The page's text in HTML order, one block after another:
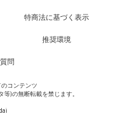
特商法に基づく表示
推奨環境
問
コンテンツ
)の無断転載を禁じます。